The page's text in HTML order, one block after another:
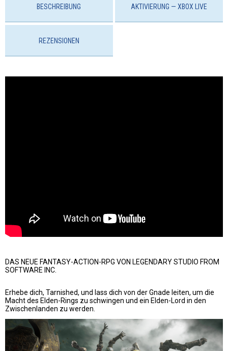
BESCHREIBUNG AKTIVIERUNG — XBOX LIVE
REZENSIONEN
DAS NEUE FANTASY-ACTION-RPG VON LEGENDARY STUDIO FROM
SOFTWARE INC.
Erhebe dich, Tarnished, und lass dich von der Gnade leiten, um die
Macht des Elden-Rings zu schwingen und ein Elden-Lord in den
Zwischenlanden zu werden.